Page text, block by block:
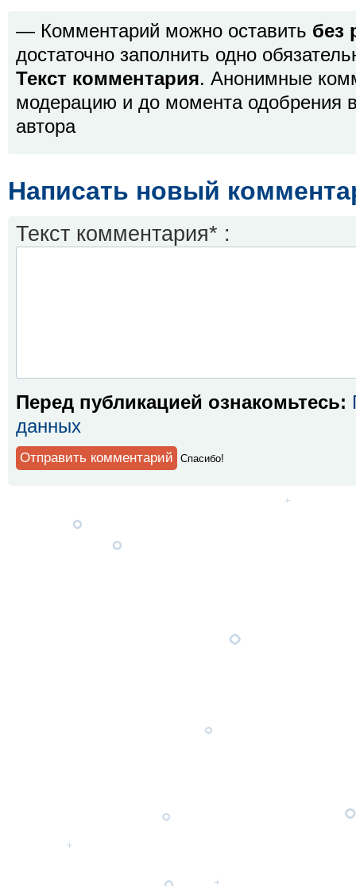
— Комментарий можно оставить без
достаточно заполнить одно
Текст комментария. Анонимные
модерацию и до момента одобрения
автора
Написать новый
Текст комментария* :
Перед публикацией ознакомьтесь:
данных
Спaсибо!